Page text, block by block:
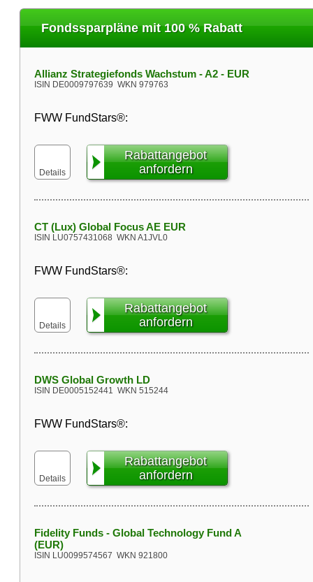
Fondssparpläne mit 100 % Rabatt
Allianz Strategiefonds Wachstum - A2 - EUR
ISIN DE0009797639 WKN 979763
FWW FundStars®:
Details
Rabattangebot
anfordern
CT (Lux) Global Focus AE EUR
ISIN LU0757431068 WKN A1JVL0
FWW FundStars®:
Details
Rabattangebot
anfordern
DWS Global Growth LD
ISIN DE0005152441 WKN 515244
FWW FundStars®:
Details
Rabattangebot
anfordern
Fidelity Funds - Global Technology Fund A
(EUR)
ISIN LU0099574567 WKN 921800